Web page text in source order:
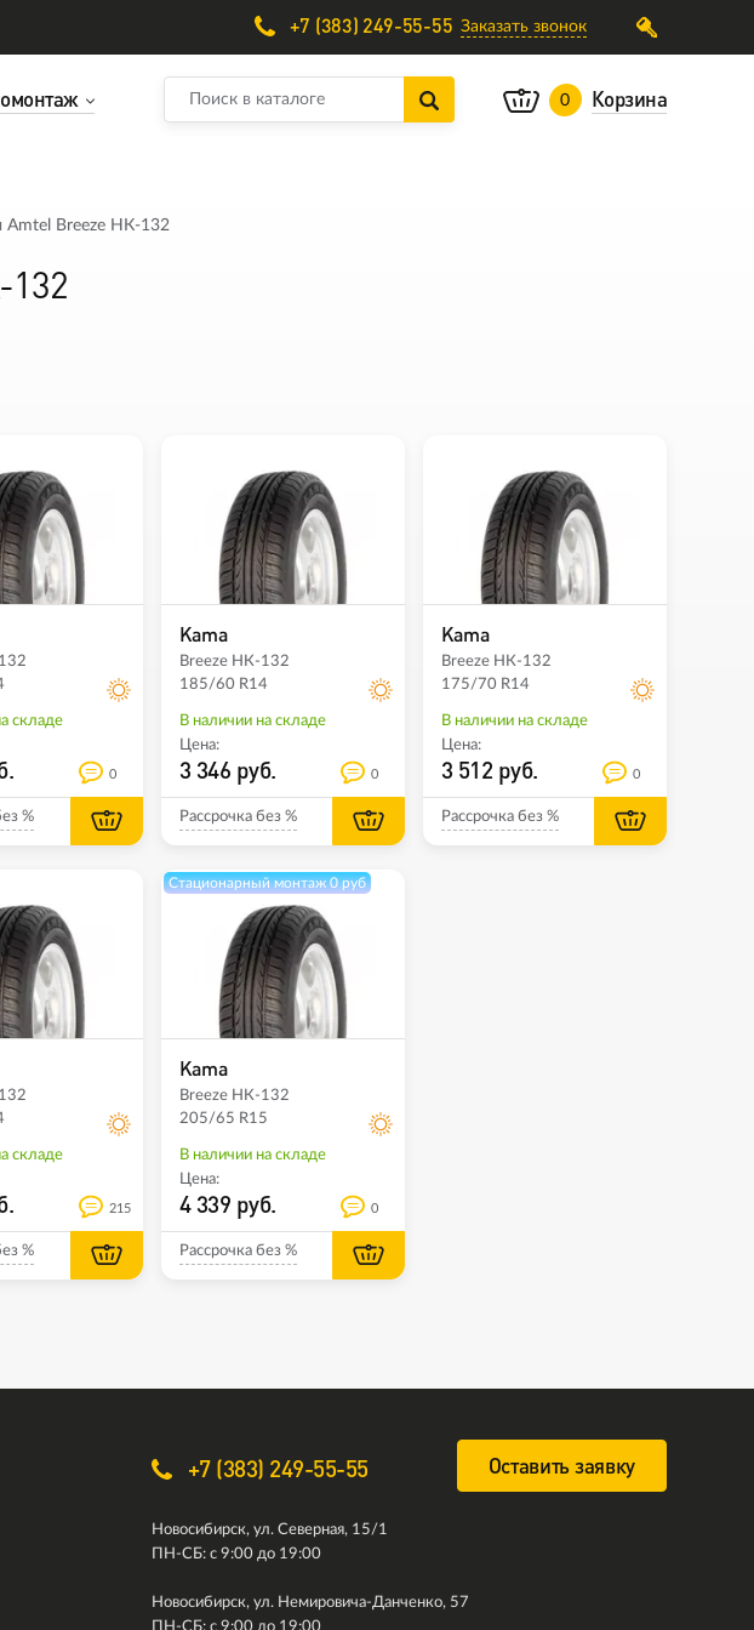
0 Корзина
+7 (383) 249-55-55 Заказать звонок
Breeze НК-132
складе
0
%
Kama
Breeze НК-132
185/60 R14
В наличии на складе
Цена:
3 346 руб. 0
Рассрочка без %
Kama
Breeze НК-132
175/70 R14
В наличии на складе
Цена:
3 512 руб. 0
Рассрочка без %
складе
215
%
Стационарный монтаж 0 руб
Kama
Breeze НК-132
205/65 R15
В наличии на складе
Цена:
4 339 руб. 0
Рассрочка без %
+7 (383) 249-55-55 Оставить заявку
Новосибирск, ул. Северная, 15/1
ПН-СБ: с 9:00 до 19:00
Новосибирск, ул. Немировича-Данченко, 57